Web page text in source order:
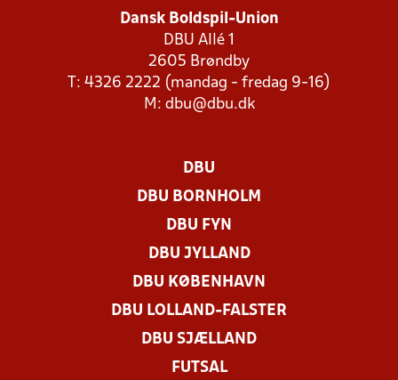
Dansk Boldspil-Union
DBU Allé 1
2605 Brøndby
T: 4326 2222 (mandag - fredag 9-16)
M: dbu@dbu.dk
DBU
DBU BORNHOLM
DBU FYN
DBU JYLLAND
DBU KØBENHAVN
DBU LOLLAND-FALSTER
DBU SJÆLLAND
FUTSAL